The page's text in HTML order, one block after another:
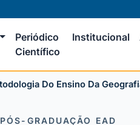
Periódico
Científico
Institucional
Do Ensino Da
PÓS-GRADUAÇÃO EAD